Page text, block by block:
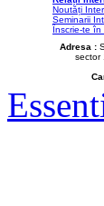
Noutăți
Seminarii
Înscrie-te
Adresa :
sector